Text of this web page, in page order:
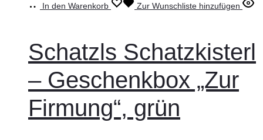
In den Warenkorb Zur Wunschliste hinzufügen
Schatzls Schatzkisterl
– Geschenkbox „Zur
Firmung“, grün